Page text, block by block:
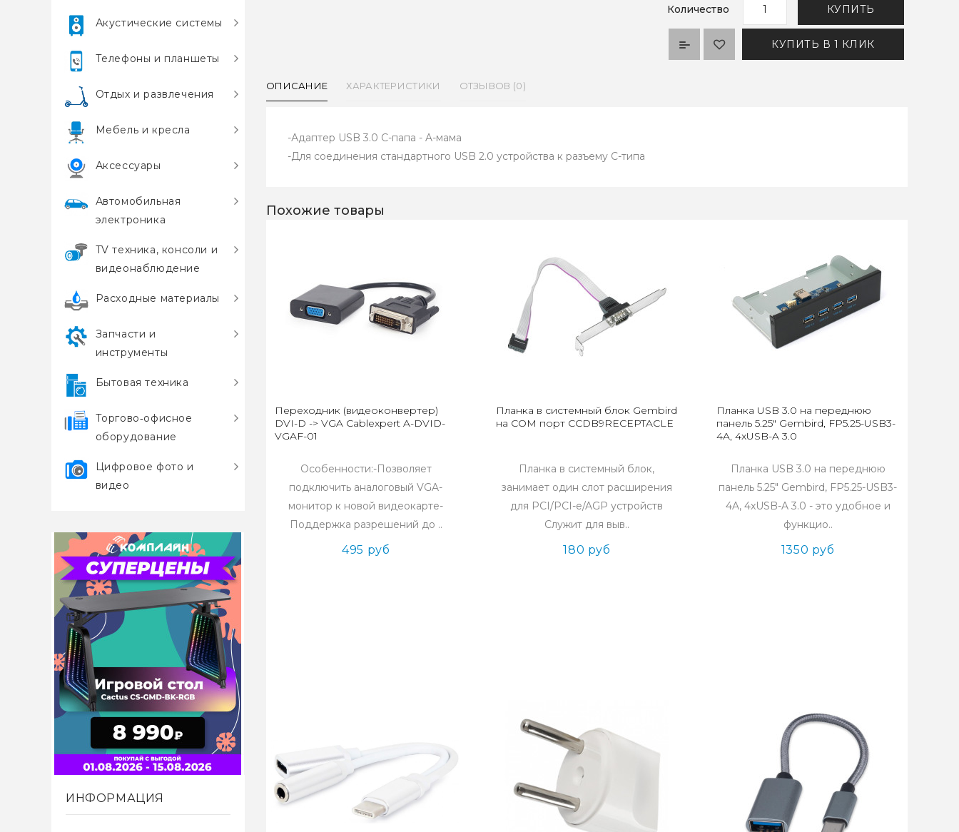
Акустические системы
Телефоны и планшеты
Отдых и развлечения
Мебель и кресла
Аксессуары
Автомобильная
электроника
TV техника, консоли и
видеонаблюдение
Расходные материалы
Запчасти и
инструменты
Бытовая техника
Торгово‑офисное
оборудование
Цифровое фото и
видео
ИНФОРМАЦИЯ
Количество КУПИТЬ
КУПИТЬ В 1 КЛИК
ОПИСАНИЕ ХАРАКТЕРИСТИКИ ОТЗЫВОВ (0)
-Адаптер USB 3.0 C-папа - A-мама
-Для соединения стандартного USB 2.0 устройства к разъему С-типа
Похожие товары
Переходник (видеоконвертер)
DVI-D -> VGA Cablexpert A-DVID-
VGAF-01
Особенности:-Позволяет
подключить аналоговый VGA-
монитор к новой видеокарте-
Поддержка разрешений до ..
495 руб
Планка в системный блок Gembird
на COM порт CCDB9RECEPTACLE
Планка в системный блок,
занимает один слот расширения
для PCI/PCI-e/AGP устройств
Служит для выв..
180 руб
Планка USB 3.0 на переднюю
панель 5.25" Gembird, FP5.25-USB3-
4A, 4xUSB-A 3.0
Планка USB 3.0 на переднюю
панель 5.25" Gembird, FP5.25-USB3-
4A, 4xUSB-A 3.0 - это удобное и
функцио..
1350 руб